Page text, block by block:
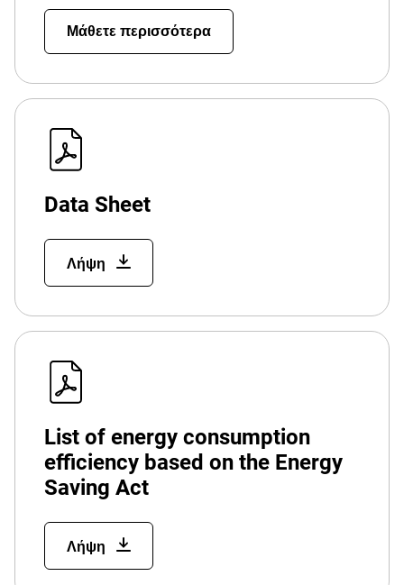
Μάθετε περισσότερα
Data Sheet
Λήψη
List of energy consumption
efficiency based on the Energy
Saving Act
Λήψη